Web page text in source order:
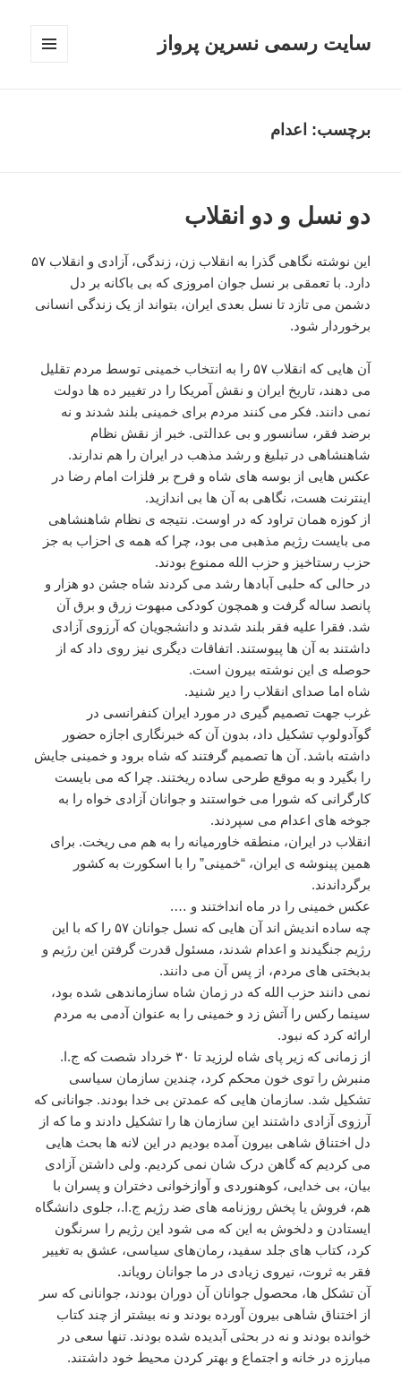
سایت رسمی نسرین پرواز
برچسب: اعدام
دو نسل و دو انقلاب
این نوشته نگاهی گذرا به انقلاب زن، زندگی، آزادی و انقلاب ۵۷
دارد. با تعمقی بر نسل جوان امروزی که بی باکانه بر دل
دشمن می تازد تا نسل بعدی ایران، بتواند از یک زندگی انسانی
برخوردار شود.
آن هایی که انقلاب ۵۷ را به انتخاب خمینی توسط مردم تقلیل
می دهند، تاریخ ایران و نقش آمریکا را در تغییر ده ها دولت
نمی دانند. فکر می کنند مردم برای خمینی بلند شدند و نه
برضد فقر، سانسور و بی عدالتی. خبر از نقش نظام
شاهنشاهی در تبلیغ و رشد مذهب در ایران را هم ندارند.
عکس هایی از بوسه های شاه و فرح بر فلزات امام رضا در
اینترنت هست، نگاهی به آن ها بی اندازید.
از کوزه همان تراود که در اوست. نتیجه ی نظام شاهنشاهی
می بایست رژیم مذهبی می بود، چرا که همه ی احزاب به جز
حزب رستاخیز و حزب الله ممنوع بودند.
در حالی که حلبی آبادها رشد می کردند شاه جشن دو هزار و
پانصد ساله گرفت و همچون کودکی مبهوت زرق و برق آن
شد. فقرا علیه فقر بلند شدند و دانشجویان که آرزوی آزادی
داشتند به آن ها پیوستند. اتفاقات دیگری نیز روی داد که از
حوصله ی این نوشته بیرون است.
شاه اما صدای انقلاب را دیر شنید.
غرب جهت تصمیم گیری در مورد ایران کنفرانسی در
گوآدولوپ تشکیل داد، بدون آن که خبرنگاری اجازه حضور
داشته باشد. آن ها تصمیم گرفتند که شاه برود و خمینی جایش
را بگیرد و به موقع طرحی ساده ریختند. چرا که می بایست
کارگرانی که شورا می خواستند و جوانان آزادی خواه را به
جوخه های اعدام می سپردند.
انقلاب در ایران، منطقه خاورمیانه را به هم می ریخت. برای
همین پینوشه ی ایران، “خمینی” را با اسکورت به کشور
برگرداندند.
عکس خمینی را در ماه انداختند و ….
چه ساده اندیش اند آن هایی که نسل جوانان ۵۷ را که با این
رژیم جنگیدند و اعدام شدند، مسئول قدرت گرفتن این رژیم و
بدبختی های مردم، از پس آن می دانند.
نمی دانند حزب الله که در زمان شاه سازماندهی شده بود،
سینما رکس را آتش زد و خمینی را به عنوان آدمی به مردم
ارائه کرد که نبود.
از زمانی که زیر پای شاه لرزید تا ۳۰ خرداد شصت که ج.ا.
منبرش را توی خون محکم کرد، چندین سازمان سیاسی
تشکیل شد. سازمان هایی که عمدتن بی خدا بودند. جوانانی که
آرزوی آزادی داشتند این سازمان ها را تشکیل دادند و ما که از
دل اختناق شاهی بیرون آمده بودیم در این لانه ها بحث هایی
می کردیم که گاهن درک شان نمی کردیم. ولی داشتن آزادی
بیان، بی خدایی، کوهنوردی و آوازخوانی دختران و پسران با
هم، فروش یا پخش روزنامه های ضد رژیم ج.ا.، جلوی دانشگاه
ایستادن و دلخوش به این که می شود این رژیم را سرنگون
کرد، کتاب های جلد سفید، رمان‌های سیاسی، عشق به تغییر
فقر به ثروت، نیروی زیادی در ما جوانان رویاند.
آن تشکل ها، محصول جوانان آن دوران بودند، جوانانی که سر
از اختناق شاهی بیرون آورده بودند و نه بیشتر از چند کتاب
خوانده بودند و نه در بحثی آبدیده شده بودند. تنها سعی در
مبارزه در خانه و اجتماع و بهتر کردن محیط خود داشتند.